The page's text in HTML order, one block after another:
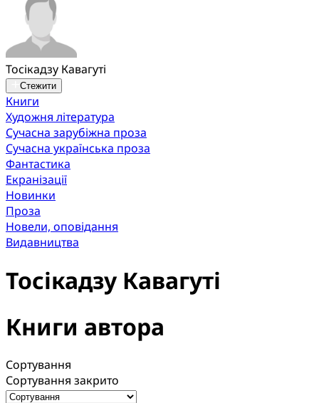
Тосікадзу Кавагуті
Стежити
Книги
Художня література
Сучасна зарубіжна проза
Сучасна українська проза
Фантастика
Екранізації
Новинки
Проза
Новели, оповідання
Видавництва
Тосікадзу Кавагуті
Книги автора
Сортування
Сортування закрито